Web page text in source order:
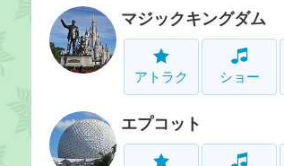
マジックキングダム
アトラク ショー
エプコット